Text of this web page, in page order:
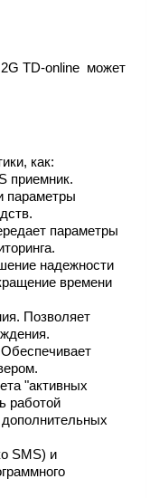
TD-online может
как:
приемник.
параметры
параметры
надежности
времени
Позволяет
"активных
работой
SMS) и